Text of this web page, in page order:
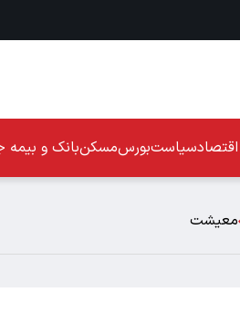
اقتصادسیاستبورسمسکنبانک و بیمه
معیشت